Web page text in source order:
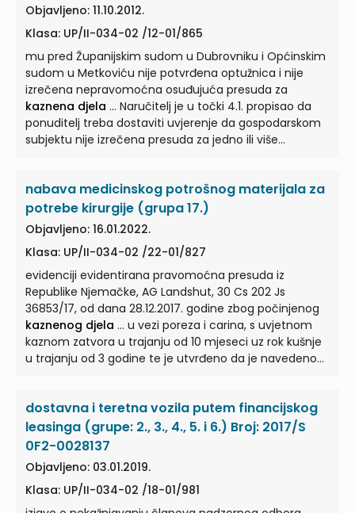
Objavljeno: 11.10.2012.
Klasa: UP/II-034-02 /12-01/865
mu pred Županijskim sudom u Dubrovniku i Općinskim
sudom u Metkoviću nije potvrđena optužnica i nije
izrečena nepravomoćna osuđujuća presuda za
kaznena djela ... Naručitelj je u točki 4.1. propisao da
ponuditelj treba dostaviti uvjerenje da gospodarskom
subjektu nije izrečena presuda za jedno ili više
izrečena pravomoćna osuđujuća presuda za jedno ili
višekaznenih djela... da mu pred Županijskim sudom
u Dubrovniku i Općinskom sudu u Metkoviću nije
potvrđena optužnica i nije izrečena nepravomoćna
osuđujuća presuda zakaznena djela
sukladno Zakonu o javnoj nabavi, ne može služiti kao
dokaz da ponuditelju nije izrečena pravomoćna
osuđujuća presuda za jedno ili višekaznenih djela...
nabava medicinskog potrošnog materijala za
potrebe kirurgije (grupa 17.)
Objavljeno: 16.01.2022.
Klasa: UP/II-034-02 /22-01/827
evidenciji evidentirana pravomoćna presuda iz
Republike Njemačke, AG Landshut, 30 Cs 202 Js
36853/17, od dana 28.12.2017. godine zbog počinjenog
kaznenog djela ... u vezi poreza i carina, s uvjetnom
kaznom zatvora u trajanju od 10 mjeseci uz rok kušnje
u trajanju od 3 godine te je utvrđeno da je navedeno
gospodarskog subjekta, pravomoćnom presudom
osuđena zakaznena djela ... na temeljukaznenog
djelaprijevare, odnosno utaje poreza ili carine. ...
utvrđena evidentirana pravomoćna presuda iz
Republike Njemačke, AG Landshut, 30 Cs 202 Js
36853/17, od dana 28. prosinca 2017. godine zbog
počinjenogkaznenog djela...
dostavna i teretna vozila putem financijskog
leasinga (grupe: 2., 3., 4., 5. i 6.) Broj: 2017/S
0F2-0028137
Objavljeno: 03.01.2019.
Klasa: UP/II-034-02 /18-01/981